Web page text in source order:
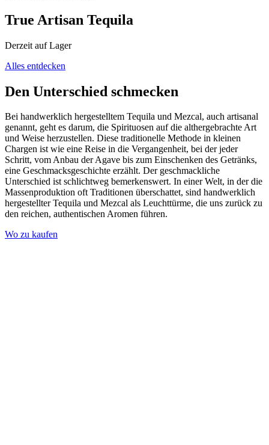
True Artisan Tequila
Derzeit auf Lager
Alles entdecken
Den Unterschied schmecken
Bei handwerklich hergestelltem Tequila und Mezcal, auch artisanal
genannt, geht es darum, die Spirituosen auf die althergebrachte Art
und Weise herzustellen. Diese traditionelle Methode in kleinen
Chargen ist wie eine Reise in die Vergangenheit, bei der jeder
Schritt, vom Anbau der Agave bis zum Einschenken des Getränks,
eine Geschmacksgeschichte erzählt. Der geschmackliche
Unterschied ist schlichtweg bemerkenswert. In einer Welt, in der die
Massenproduktion oft Traditionen überschattet, sind handwerklich
hergestellter Tequila und Mezcal als Leuchttürme, die uns zurück zu
den reichen, authentischen Aromen führen.
Wo zu kaufen